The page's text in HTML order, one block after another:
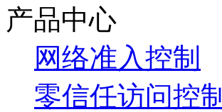
产品中心
网络准入控制
零信任访问控制